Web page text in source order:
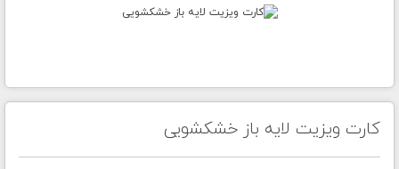
کارت ویزیت لایه باز خشکشویی